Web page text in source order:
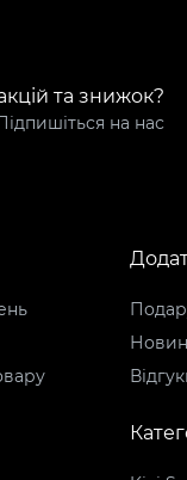
та знижок?
на нас